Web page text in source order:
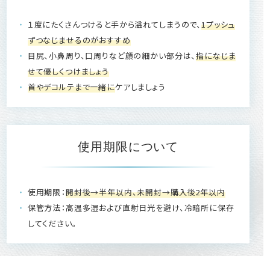
１度にたくさんつけると手から溢れてしまうので、1プッシュ
ずつなじませるのがおすすめ
目尻、小鼻周り、口周りなど顔の細かい部分は、指になじま
せて優しくつけましょう
首やデコルテまで一緒にケアしましょう
使用期限について
使用期限：開封後→半年以内、未開封→購入後2年以内
保管方法：高温多湿および直射日光を避け、冷暗所に保存
してください。